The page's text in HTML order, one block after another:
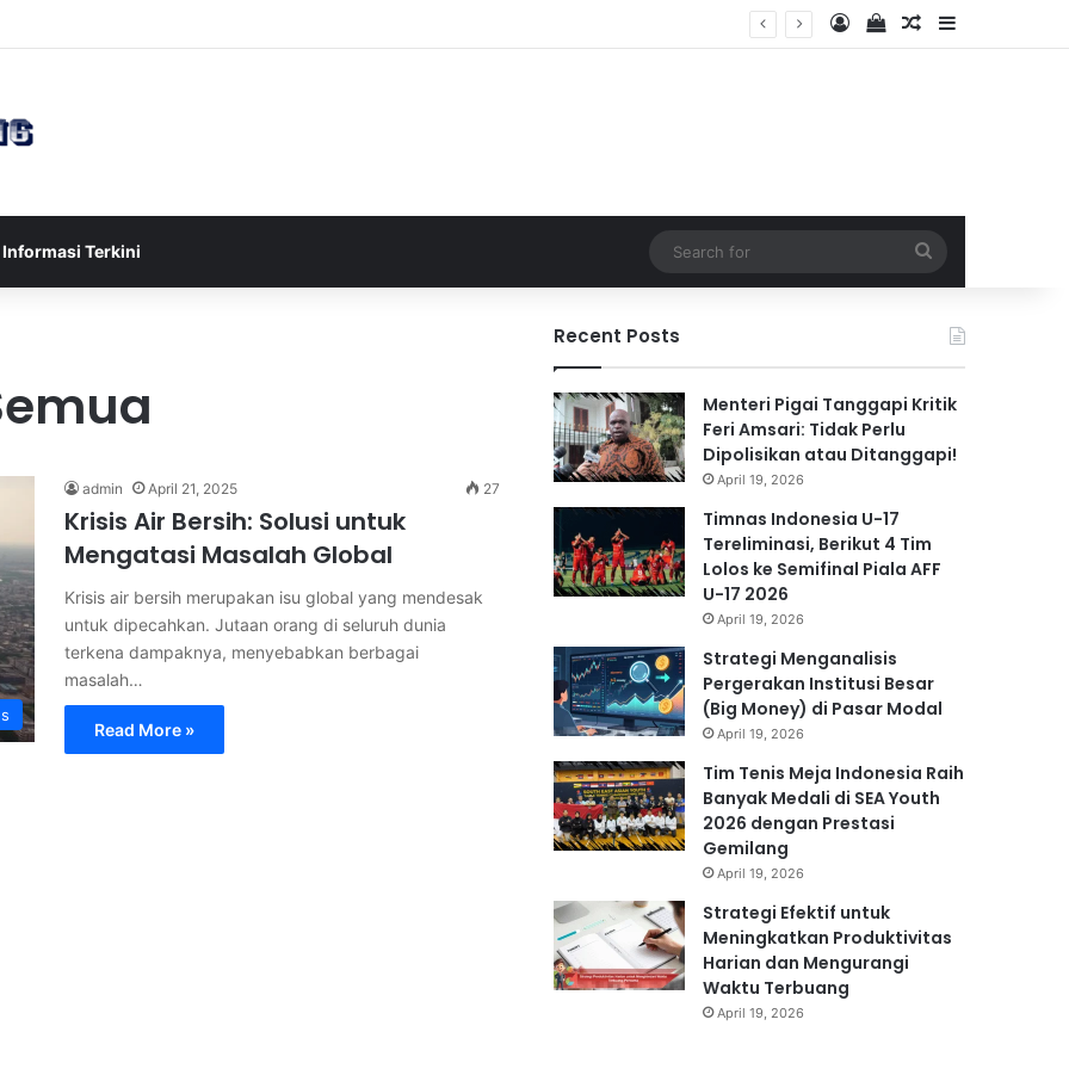
Log InView your
Random Article
Sidebar
Informasi Terkini
for
admin April 21, 2025 27
Krisis Air Bersih: Solusi untuk
Mengatasi Masalah Global
Krisis air bersih merupakan isu global yang mendesak
untuk dipecahkan. Jutaan orang di seluruh dunia
terkena dampaknya, menyebabkan berbagai
masalah…
Read More »
Recent Posts
Menteri Pigai Tanggapi Kritik
Feri Amsari: Tidak Perlu
Dipolisikan atau Ditanggapi!
April 19, 2026
Timnas Indonesia U-17
Tereliminasi, Berikut 4 Tim
Lolos ke Semifinal Piala AFF
U-17 2026
April 19, 2026
Strategi Menganalisis
Pergerakan Institusi Besar
(Big Money) di Pasar Modal
April 19, 2026
Tim Tenis Meja Indonesia Raih
Banyak Medali di SEA Youth
2026 dengan Prestasi
Gemilang
April 19, 2026
Strategi Efektif untuk
Meningkatkan Produktivitas
Harian dan Mengurangi
Waktu Terbuang
April 19, 2026